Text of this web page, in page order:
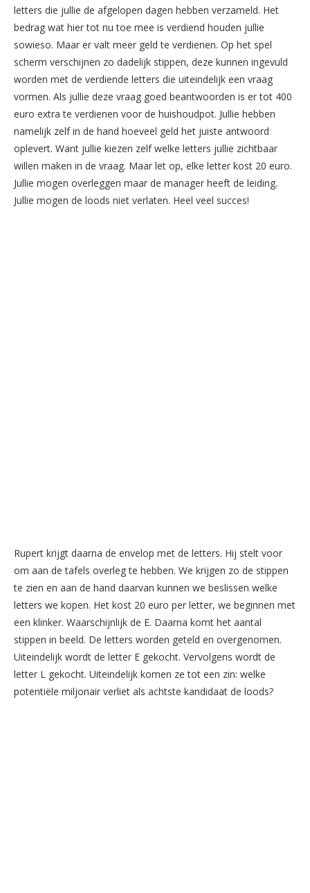
letters die jullie de afgelopen dagen hebben verzameld. Het
bedrag wat hier tot nu toe mee is verdiend houden jullie
sowieso. Maar er valt meer geld te verdienen. Op het spel
scherm verschijnen zo dadelijk stippen, deze kunnen ingevuld
worden met de verdiende letters die uiteindelijk een vraag
vormen. Als jullie deze vraag goed beantwoorden is er tot 400
euro extra te verdienen voor de huishoudpot. Jullie hebben
namelijk zelf in de hand hoeveel geld het juiste antwoord
oplevert. Want jullie kiezen zelf welke letters jullie zichtbaar
willen maken in de vraag. Maar let op, elke letter kost 20 euro.
Jullie mogen overleggen maar de manager heeft de leiding.
Jullie mogen de loods niet verlaten. Heel veel succes!
Rupert krijgt daarna de envelop met de letters. Hij stelt voor
om aan de tafels overleg te hebben. We krijgen zo de stippen
te zien en aan de hand daarvan kunnen we beslissen welke
letters we kopen. Het kost 20 euro per letter, we beginnen met
een klinker. Waarschijnlijk de E. Daarna komt het aantal
stippen in beeld. De letters worden geteld en overgenomen.
Uiteindelijk wordt de letter E gekocht. Vervolgens wordt de
letter L gekocht. Uiteindelijk komen ze tot een zin: welke
potentiële miljonair verliet als achtste kandidaat de loods?